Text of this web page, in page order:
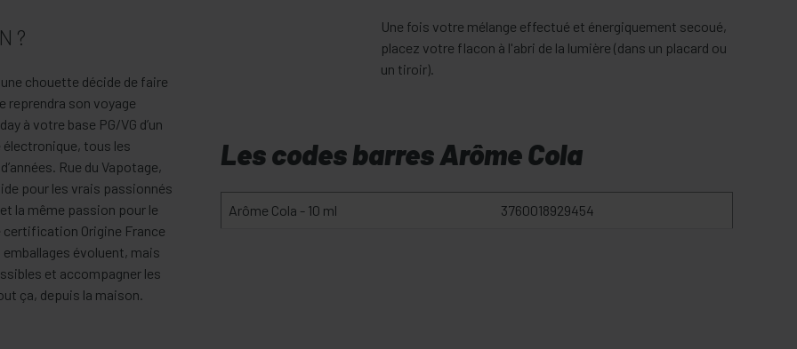
?
chouette décide de faire
reprendra son voyage
à votre base PG/VG d’un
électronique, tous les
Rue du Vapotage,
pour les vrais passionnés
la même passion pour le
certification Origine France
évoluent, mais
et accompagner les
ça, depuis la maison.
Une fois votre mélange effectué et énergiquement secoué,
placez votre flacon à l'abri de la lumière (dans un placard ou
un tiroir).
Les codes barres Arôme Cola
Arôme Cola - 10 ml 3760018929454